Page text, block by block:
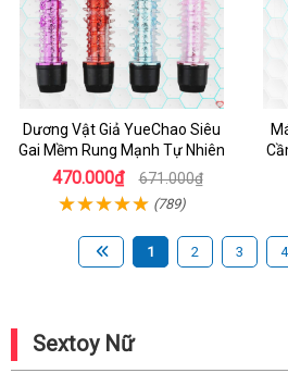
Dương Vật Giả YueChao Siêu
Gai Mềm Rung Mạnh Tự Nhiên
470.000₫ 671.000₫
(789)
1 2 3 4
Sextoy Nữ